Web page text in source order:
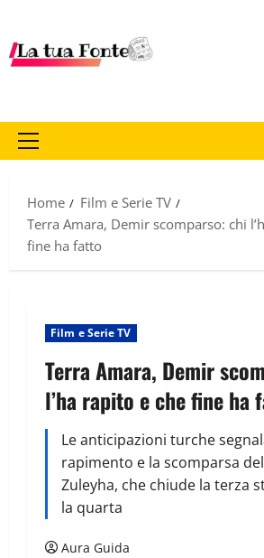
Home
Film e Serie TV
Terra Amara, Demir scomparso: chi
fine ha fatto
Film e Serie TV
Terra Amara, Demir
l’ha rapito e che fine ha
Le anticipazioni turche
rapimento e la scomparsa
Zuleyha, che chiude la terza
la quarta
Aura Guida